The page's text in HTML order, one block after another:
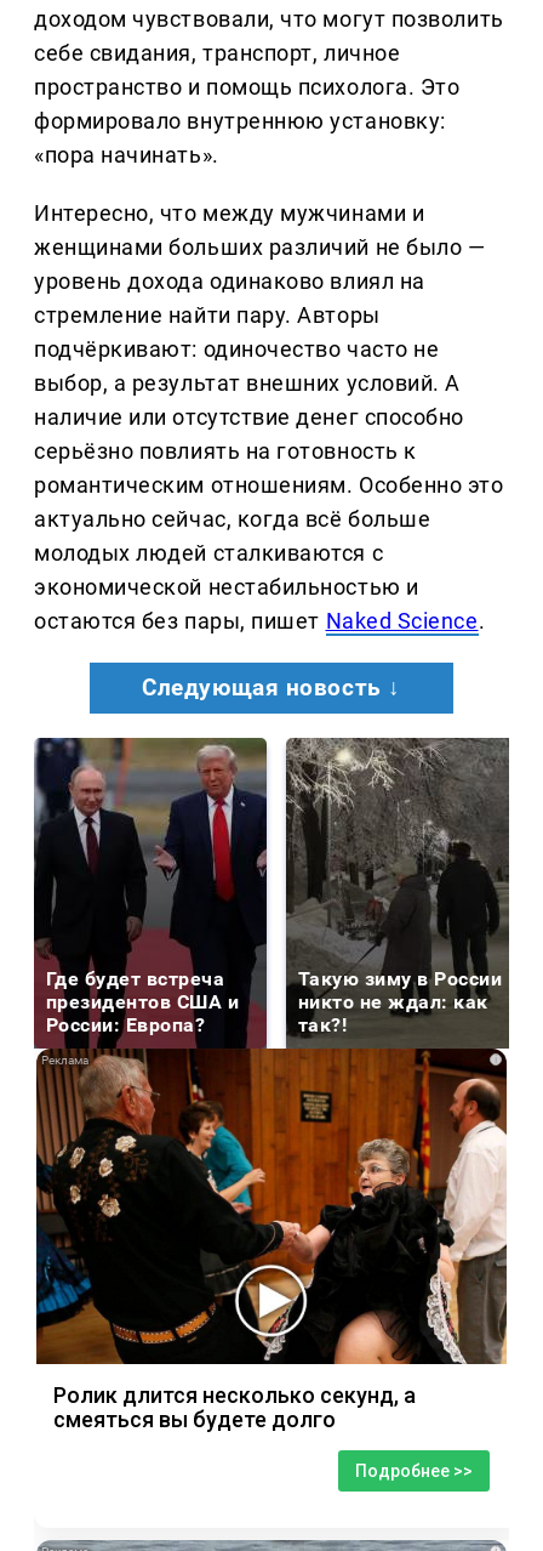
доходом чувствовали, что могут позволить
себе свидания, транспорт, личное
пространство и помощь психолога. Это
формировало внутреннюю установку:
«пора начинать».
Интересно, что между мужчинами и
женщинами больших различий не было —
уровень дохода одинаково влиял на
стремление найти пару. Авторы
подчёркивают: одиночество часто не
выбор, а результат внешних условий. А
наличие или отсутствие денег способно
серьёзно повлиять на готовность к
романтическим отношениям. Особенно это
актуально сейчас, когда всё больше
молодых людей сталкиваются с
экономической нестабильностью и
остаются без пары, пишет Nakеd Science.
Следующая новость ↓
Где будет встреча
президентов США и
России: Европа?
Такую зиму в России
никто не ждал: как
так?!
i
Ролик длится несколько секунд, а
смеяться вы будете долго
Подробнее >>